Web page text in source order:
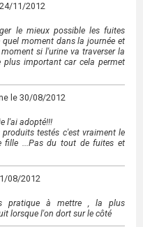
24/11/2012
le mieux possible les fuites
moment dans la journée et
si l'urine va traverser la
important car cela permet
le30/08/2012
l'ai adopté!!!
testés c'est vraiment le
fille ...Pas du tout de fuites et
08/2012
pratique à mettre , la plus
lorsque l'on dort sur le côté